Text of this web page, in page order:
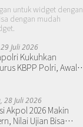
untuk widget dengan
dengan mudah
Juli 2026
Kukuhkan
KBPP Polri, Awali
28 Juli 2026
Akpol 2026 Makin
Nilai Ujian Bisa